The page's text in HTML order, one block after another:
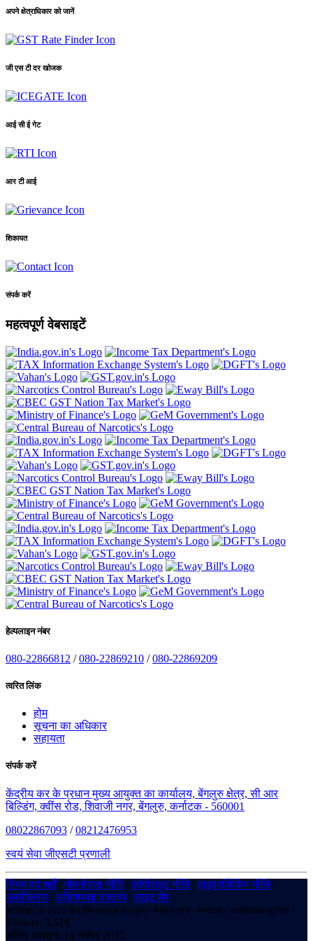
अपने क्षेत्राधिकार को जानें
जी एस टी दर खोजक
आई सी ई गेट
आर टी आई
शिकायत
संपर्क करें
महत्वपूर्ण वेबसाइटें
हेल्पलाइन नंबर
080-22866812 /080-22869210 /080-22869209
त्वरित लिंक
होम
सूचना का अधिकार
सहायता
संपर्क करें
केंद्रीय कर के प्रधान मुख्य आयुक्त का कार्यालय, बेंगलुरु क्षेत्र, सी आर
बिल्डिंग, क्वींस रोड, शिवाजी नगर, बेंगलुरु, कर्नाटक - 560001
08022867093 /08212476953
स्वयं सेवा जीएसटी प्रणाली
नियम एवं शर्तें|गोपनीयता नीति|कॉपीराइट नीति|हाइपरलिंकिंग नीति|
अस्वीकरण | अभिगम्यता वक्तव्य |साइट मैप
कॉपीराइट © 2025 केंद्रीय वस्तु एवं सेवा कर - बेंगलुरु ज़ोन - कर्नाटक। सर्वाधिकार सुरक्षित।
Visitors: 3,519
अंतिम अद्यतन: 14 नवंबर 2025